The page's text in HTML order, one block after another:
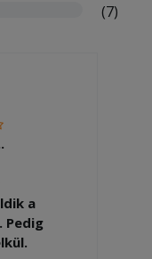
(7)
a
Pedig